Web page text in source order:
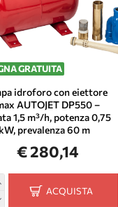
GRATUITA
idroforo con eiettore
AUTOJET DP550 –
1,5 m³/h, potenza 0,75
kW, prevalenza 60 m
€ 280,14
ACQUISTA